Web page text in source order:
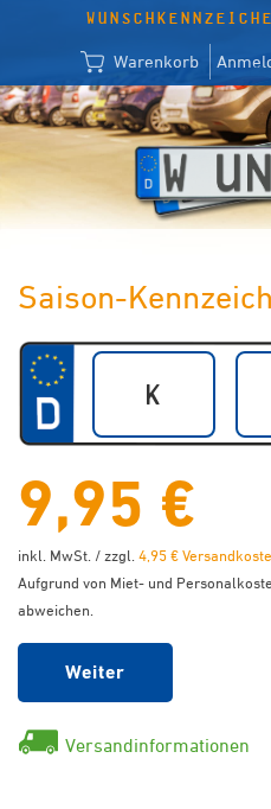
Warenkorb
Saison-
9,95 €
inkl. MwSt. / zzgl. 4,95 €
Aufgrund von Miet- und
abweichen.
Weiter
Versandinformationen